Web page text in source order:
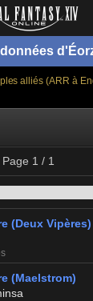
alliés (ARR à
Page 1 / 1
(Deux Vipères)
(Maelstrom)